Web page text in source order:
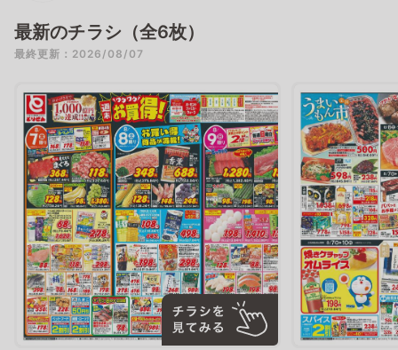
最新のチラシ（全6枚）
最終更新：2026/08/07